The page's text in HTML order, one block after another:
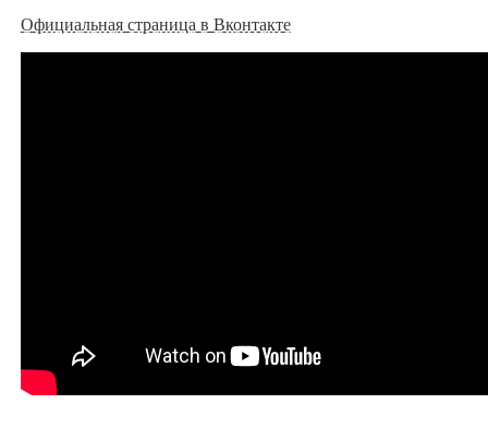
Официальная страница в Вконтакте